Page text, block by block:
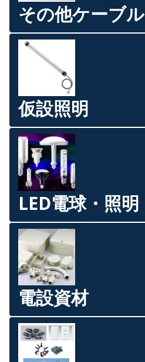
その他ケーブル
仮設照明
LED電球・照明
電設資材